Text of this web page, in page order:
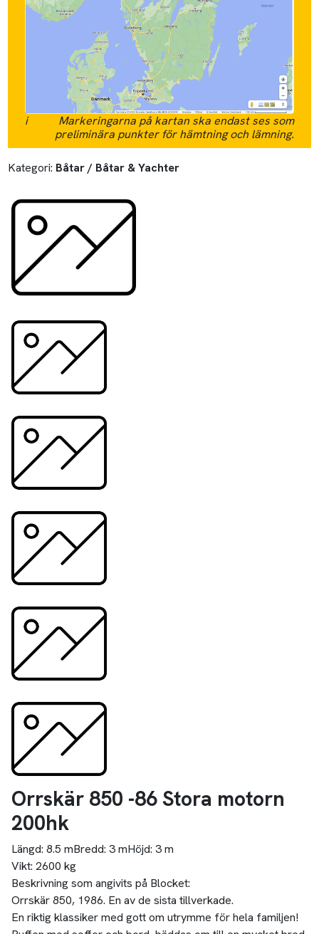
i
Markeringarna på kartan ska endast ses som
preliminära punkter för hämtning och lämning.
Kategori: Båtar / Båtar & Yachter
Orrskär 850 -86 Stora motorn
200hk
Längd: 8.5 mBredd: 3 mHöjd: 3 m
Vikt: 2600 kg
Beskrivning som angivits på Blocket:
Orrskär 850, 1986. En av de sista tillverkade.
En riktig klassiker med gott om utrymme för hela familjen!